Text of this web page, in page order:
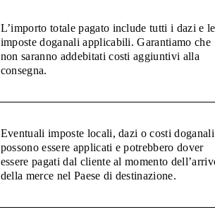
L’importo totale pagato include tutti i dazi e le
imposte doganali applicabili. Garantiamo che
non saranno addebitati costi aggiuntivi alla
consegna.
Eventuali imposte locali, dazi o costi doganali
possono essere applicati e potrebbero dover
essere pagati dal cliente al momento
della merce nel Paese di destinazione.